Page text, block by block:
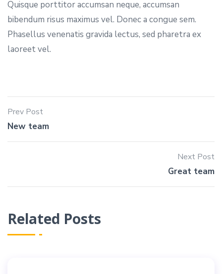
Quisque porttitor accumsan neque, accumsan
bibendum risus maximus vel. Donec a congue sem.
Phasellus venenatis gravida lectus, sed pharetra ex
laoreet vel.
Prev Post
New team
Next Post
Great team
Related Posts